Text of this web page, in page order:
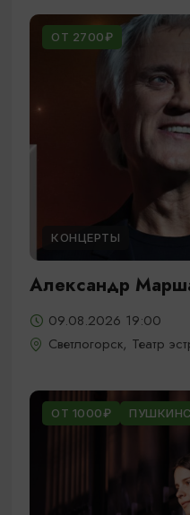
ОТ 2700₽
КОНЦЕРТЫ
Александр
09.08.2026 19:00
Светлогорск, Театр
ОТ 1000₽